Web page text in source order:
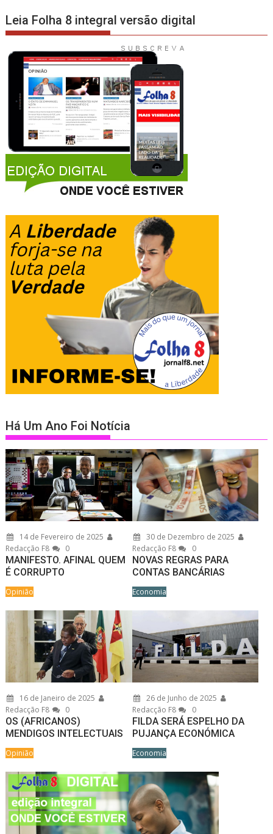
Leia Folha 8 integral versão digital
Há Um Ano Foi Notícia
14 de Fevereiro de 2025
Redacção F8
0
MANIFESTO. AFINAL QUEM
É CORRUPTO
Opinião
30 de Dezembro de 2025
Redacção F8
0
NOVAS REGRAS PARA
CONTAS BANCÁRIAS
Economia
16 de Janeiro de 2025
Redacção F8
0
OS (AFRICANOS)
MENDIGOS INTELECTUAIS
Opinião
26 de Junho de 2025
Redacção F8
0
FILDA SERÁ ESPELHO DA
PUJANÇA ECONÓMICA
Economia